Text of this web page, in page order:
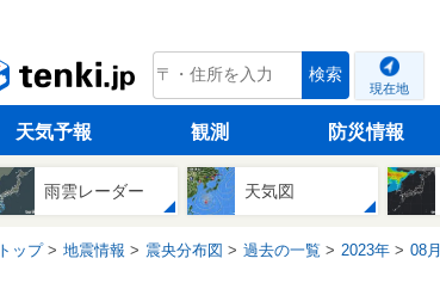
tenki.jp 検索
現在地
天気予報 観測 防災情報
雨雲レーダー 天気図
トップ 地震情報 震央分布図 過去の一覧 2023年 08月